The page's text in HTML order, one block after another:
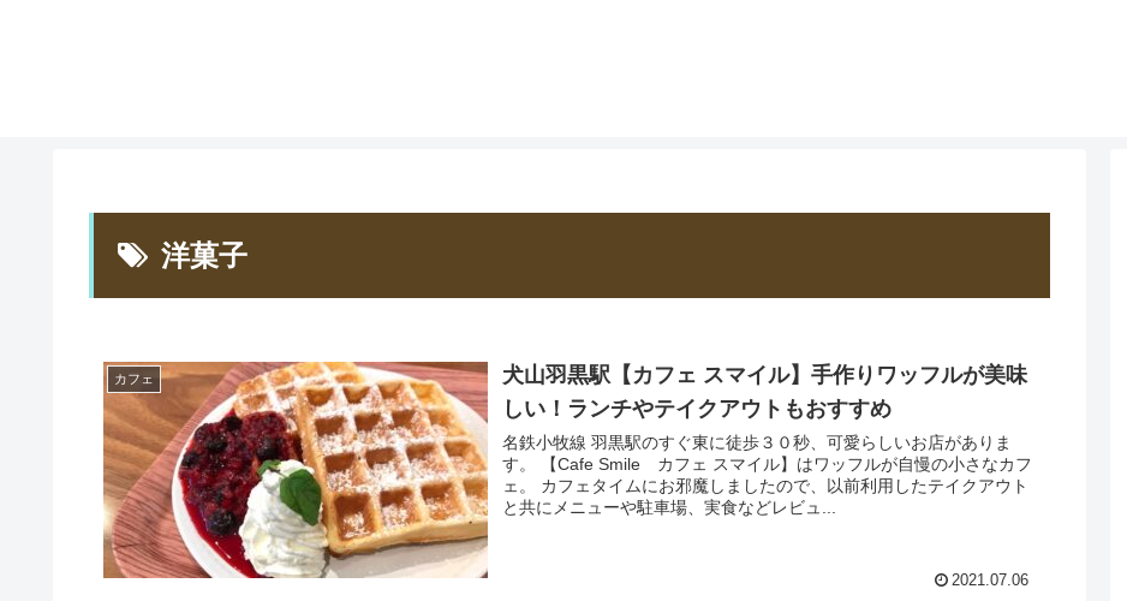
洋菓子
カフェ
犬山羽黒駅【カフェ スマイル】手作りワッフルが美味
しい！ランチやテイクアウトもおすすめ
名鉄小牧線 羽黒駅のすぐ東に徒歩３０秒、可愛らしいお店がありま
す。 【Cafe Smile カフェ スマイル】はワッフルが自慢の小さなカフ
ェ。 カフェタイムにお邪魔しましたので、以前利用したテイクアウト
と共にメニューや駐車場、実食などレビュ...
2021.07.06